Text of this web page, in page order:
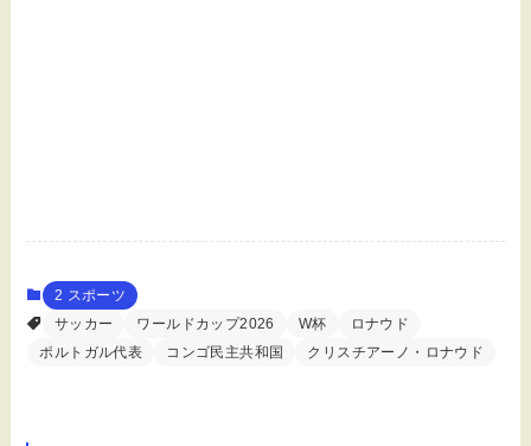
2 スポーツ
サッカー
ワールドカップ2026 W杯
ロナウド
ポルトガル代表
コンゴ民主共和国 クリスチアーノ・ロナウド